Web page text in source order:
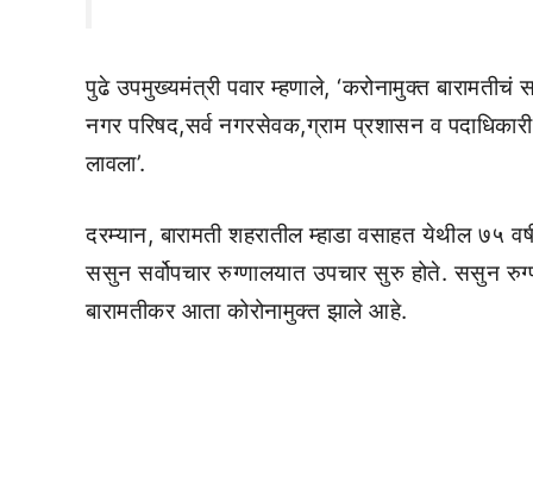
पुढे उपमुख्यमंत्री पवार म्हणाले, ‘करोनामुक्त
नगर परिषद,सर्व नगरसेवक,ग्राम प्रशासन व
लावला’.
दरम्यान, बारामती शहरातील म्हाडा वसाहत येथील ७५
ससुन सर्वोपचार रुग्णालयात उपचार सुरु होते. ससुन
बारामतीकर आता कोरोनामुक्त झाले आहे.